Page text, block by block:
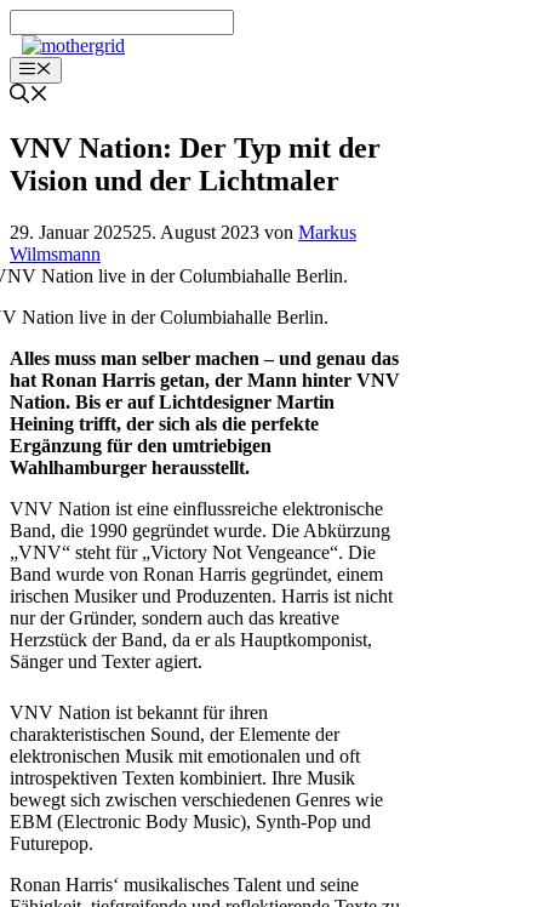
Inhalt
springenMenü
VNV Nation: Der Typ mit der
Vision und der Lichtmaler
29. Januar 202525. August 2023 von Markus
Wilmsmann
Nation live in der Columbiahalle Berlin.
Alles muss man selber machen – und genau das
hat Ronan Harris getan, der Mann hinter VNV
Nation. Bis er auf Lichtdesigner Martin
Heining trifft, der sich als die perfekte
Ergänzung für den umtriebigen
Wahlhamburger herausstellt.
VNV Nation ist eine einflussreiche elektronische
Band, die 1990 gegründet wurde. Die Abkürzung
„VNV“ steht für „Victory Not Vengeance“. Die
Band wurde von Ronan Harris gegründet, einem
irischen Musiker und Produzenten. Harris ist nicht
nur der Gründer, sondern auch das kreative
Herzstück der Band, da er als Hauptkomponist,
Sänger und Texter agiert.
VNV Nation ist bekannt für ihren
charakteristischen Sound, der Elemente der
elektronischen Musik mit emotionalen und oft
introspektiven Texten kombiniert. Ihre Musik
bewegt sich zwischen verschiedenen Genres wie
EBM (Electronic Body Music), Synth-Pop und
Futurepop.
Ronan Harris‘ musikalisches Talent und seine